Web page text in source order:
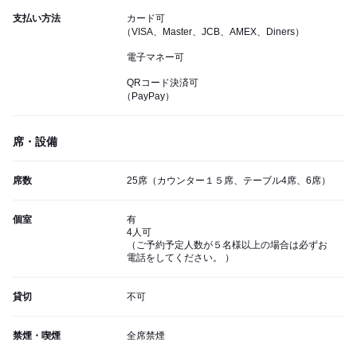
支払い方法
カード可
（VISA、Master、JCB、AMEX、Diners）
電子マネー可
QRコード決済可
（PayPay）
席・設備
席数 25席（カウンター１５席、テーブル4席、6席）
個室
有
4人可
（ご予約予定人数が５名様以上の場合は必ずお
電話をしてください。 ）
貸切 不可
禁煙・喫煙 全席禁煙